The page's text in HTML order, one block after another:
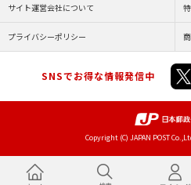
サイト運営会社について
プライバシーポリシー
SNSでお得な情報発信中
Copyright (C) JAPAN POST